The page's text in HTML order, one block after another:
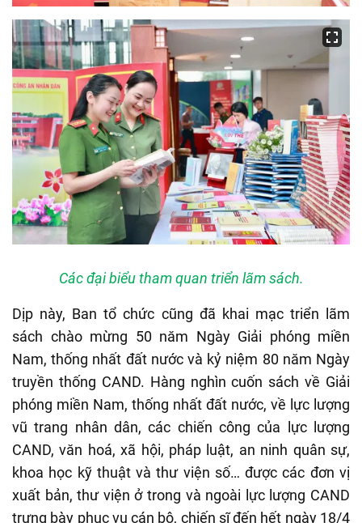
Các đại biểu tham quan triển lãm sách.
Dịp này, Ban tổ chức cũng đã khai mạc triển lãm
sách chào mừng 50 năm Ngày Giải phóng miền
Nam, thống nhất đất nước và kỷ niệm 80 năm Ngày
truyền thống CAND. Hàng nghìn cuốn sách về Giải
phóng miền Nam, thống nhất đất nước, về lực lượng
vũ trang nhân dân, các chiến công của lực lượng
CAND, văn hoá, xã hội, pháp luật, an ninh quân sự,
khoa học kỹ thuật và thư viện số… được các đơn vị
xuất bản, thư viện ở trong và ngoài lực lượng CAND
trưng bày phục vụ cán bộ, chiến sĩ đến hết ngày 18/4